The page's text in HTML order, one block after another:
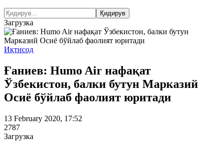
Загрузка
Иқтисод
Ғаниев: Humo Air нафақат
Ўзбекистон, балки бутун Марказий
Осиё бўйлаб фаолият юритади
13 February 2020, 17:52
2787
Загрузка